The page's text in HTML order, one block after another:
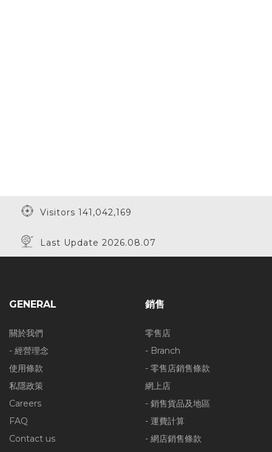
Visitors 141,042,169
Last Update 2026.08.07
GENERAL
關於我們
- 經營理念
使用條款
私隱政策
Careers
FAQ
Contact us
銷售
零售店
- Branch
- 零售店銷售條款
網上店
- 銷售貨品及地區
- 運費計算
- 網店銷售條款